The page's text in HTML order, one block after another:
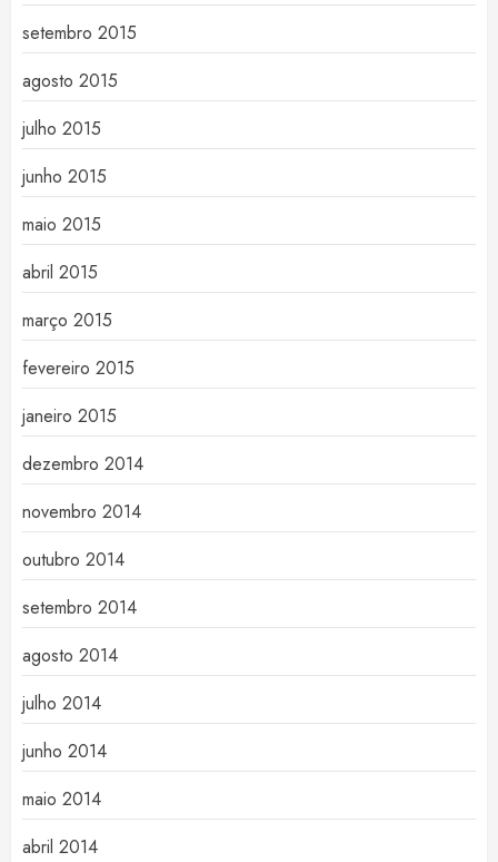
setembro 2015
agosto 2015
julho 2015
junho 2015
maio 2015
abril 2015
março 2015
fevereiro 2015
janeiro 2015
dezembro 2014
novembro 2014
outubro 2014
setembro 2014
agosto 2014
julho 2014
junho 2014
maio 2014
abril 2014